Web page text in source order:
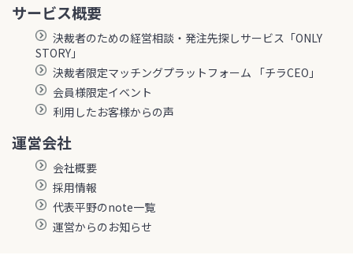
サービス概要
決裁者のための経営相談・発注先探しサービス「ONLY
STORY」
決裁者限定マッチングプラットフォーム 「チラCEO」
会員様限定イベント
利用したお客様からの声
運営会社
会社概要
採用情報
代表平野のnote一覧
運営からのお知らせ